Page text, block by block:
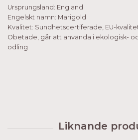
Ursprungsland: England
Engelskt namn: Marigold
Kvalitet: Sundhetscertiferade, EU-
Obetade, går att använda i ekologisk-
odling